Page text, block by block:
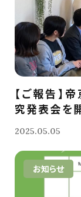
【ご報告】
究発表会を
2025.05.05
お知らせ